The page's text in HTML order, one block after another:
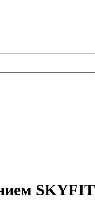
SKYFIT